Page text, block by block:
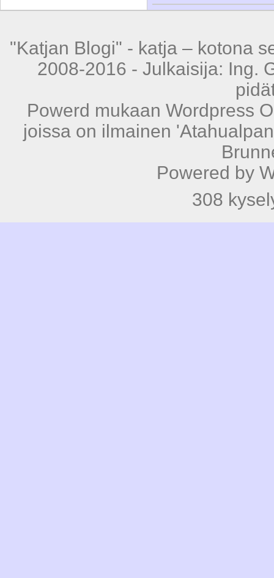
"Katjan Blogi" - katja – kotona
2008-2016 - Julkaisija: Ing.
Powerd mukaan Wordpress
joissa on ilmainen
Powered by
308